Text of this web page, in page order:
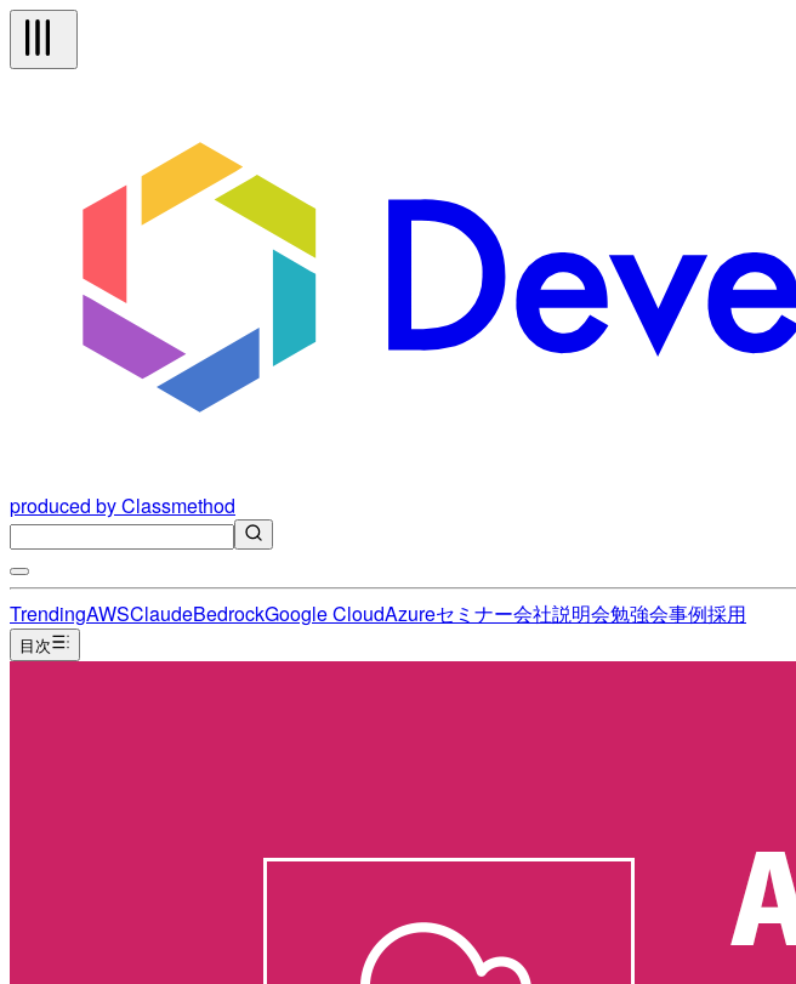
produced by Classmethod
TrendingAWSClaudeBedrockGoogle CloudAzureセミナー会社説明会勉強会事例採用
目次